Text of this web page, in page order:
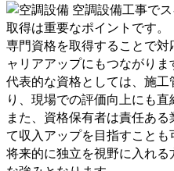
空調設備工事で
取得は重要なポイントです。
専門資格を取得することで
ャリアアップにもつながりま
代表的な資格としては、施
り、現場での評価向上にも直
また、資格保有者は責任あ
て収入アップを目指すことも
将来的に独立を視野に入れ